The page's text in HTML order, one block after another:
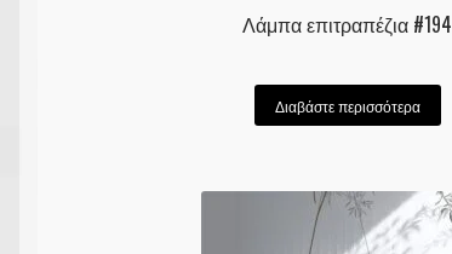
Λάμπα επιτραπέζια #194
Διαβάστε περισσότερα